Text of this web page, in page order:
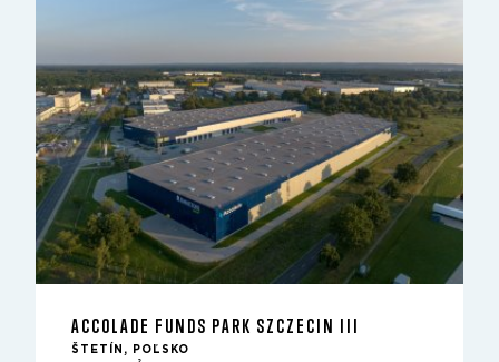
ACCOLADE FUNDS PARK SZCZECIN III
ŠTETÍN, POĽSKO